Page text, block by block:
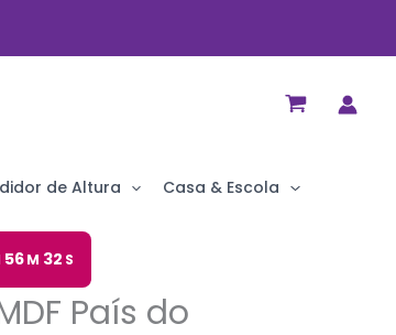
de Altura Casa & Escola
56M 31S
País do